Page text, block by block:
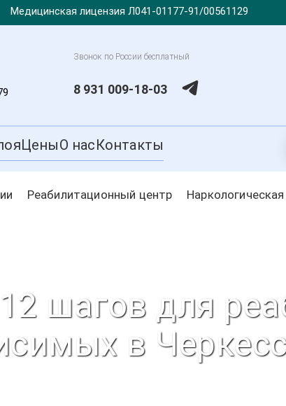
Медицинская лицензия Л041-01177-91/00561129
Звонок по России бесплатный
8 931 009-18-03
ЦеныО насКонтакты
Реабилитационный центр
шагов для
в